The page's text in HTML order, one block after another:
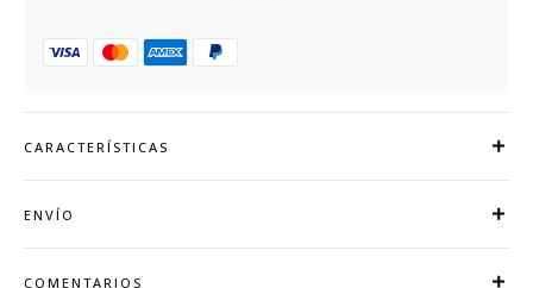
CARACTERÍSTICAS
ENVÍO
COMENTARIOS